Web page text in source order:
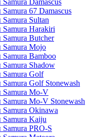
Damascus
67 Damascus
Sultan
Harakiri
Butcher
Mojo
Bamboo
Shadow
Golf
Golf Stonewash
Mo-V
Mo-V Stonewash
Okinawa
Kaiju
PRO-S